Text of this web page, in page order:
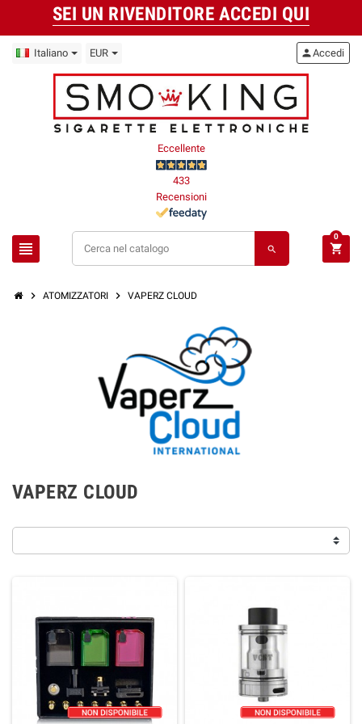
SEI UN RIVENDITORE ACCEDI QUI
Italiano EUR
Eccellente
433
Recensioni
view_headline search
personAccedi
shopping_cart
0
chevron_right ATOMIZZATORI chevron_right VAPERZ CLOUD
VAPERZ CLOUD